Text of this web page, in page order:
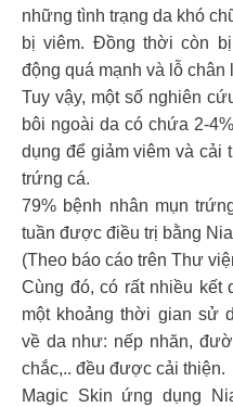
những tình trạng da khó
bị viêm. Đồng thời còn
động quá mạnh và lỗ chân
Tuy vậy, một số nghiên
bôi ngoài da có chứa 2-
dụng để giảm viêm và cải
trứng cá.
79% bệnh nhân mụn
tuần được điều trị bằng
(Theo báo cáo trên Thư
Cùng đó, có rất nhiều kết
một khoảng thời gian sử
về da như: nếp nhăn,
chắc,.. đều được cải thiện.
Magic Skin ứng dụng